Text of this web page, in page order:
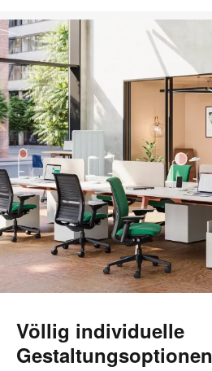
Völlig individuelle
Gestaltungsoptionen